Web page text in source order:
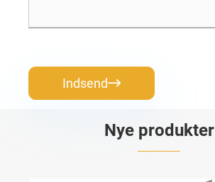
Indsend
Nye produkter